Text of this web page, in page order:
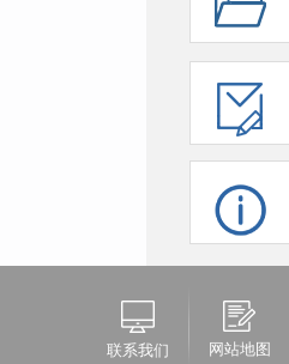
联系我们 网站地图